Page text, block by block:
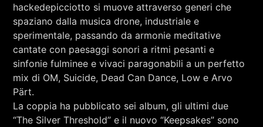
hackedepicciotto si muove attraverso generi che
spaziano dalla musica drone, industriale e
sperimentale, passando da armonie meditative
cantate con paesaggi sonori a ritmi pesanti e
sinfonie fulminee e vivaci paragonabili a un perfetto
mix di OM, Suicide, Dead Can Dance, Low e Arvo
Pärt.
La coppia ha pubblicato sei album, gli ultimi due
“The Silver Threshold” e il nuovo “Keepsakes” sono